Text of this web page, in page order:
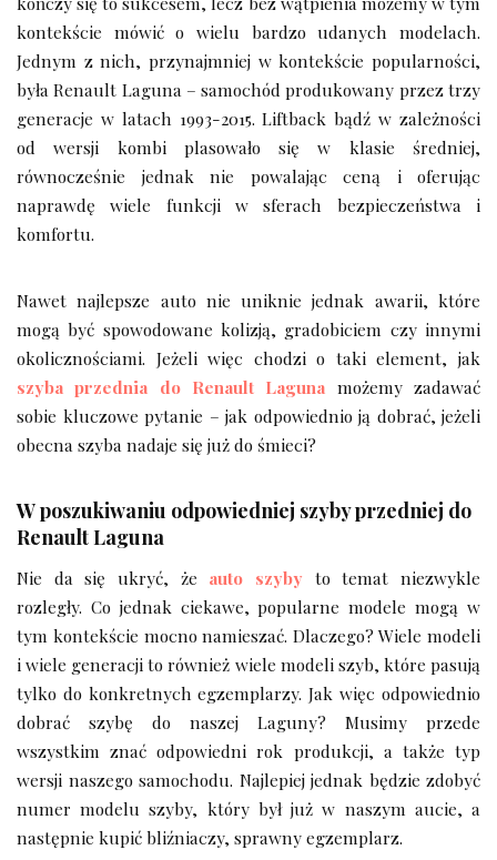
kontekście mówić o wielu bardzo udanych modelach.
Jednym z nich, przynajmniej w kontekście popularności,
była Renault Laguna – samochód produkowany przez trzy
generacje w latach 1993-2015. Liftback bądź w zależności
od wersji kombi plasowało się w klasie średniej,
równocześnie jednak nie powalając ceną i oferując
naprawdę wiele funkcji w sferach bezpieczeństwa i
komfortu.
Nawet najlepsze auto nie uniknie jednak awarii, które
mogą być spowodowane kolizją, gradobiciem czy innymi
okolicznościami. Jeżeli więc chodzi o taki element, jak
szyba przednia do Renault Laguna możemy zadawać
sobie kluczowe pytanie – jak odpowiednio ją dobrać, jeżeli
obecna szyba nadaje się już do śmieci?
W poszukiwaniu odpowiedniej szyby przedniej do
Renault Laguna
Nie da się ukryć, że auto szyby to temat niezwykle
rozległy. Co jednak ciekawe, popularne modele mogą w
tym kontekście mocno namieszać. Dlaczego? Wiele modeli
i wiele generacji to również wiele modeli szyb, które pasują
tylko do konkretnych egzemplarzy. Jak więc odpowiednio
dobrać szybę do naszej Laguny? Musimy przede
wszystkim znać odpowiedni rok produkcji, a także typ
wersji naszego samochodu. Najlepiej jednak będzie zdobyć
numer modelu szyby, który był już w naszym aucie, a
następnie kupić bliźniaczy, sprawny egzemplarz.